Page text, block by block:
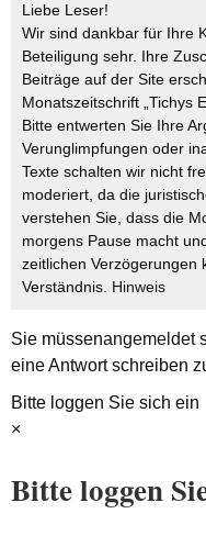
Liebe Leser!
Wir sind dankbar für Ihre
Beteiligung sehr. Ihre
Beiträge auf der Site
Monatszeitschrift „Tichys
Bitte entwerten Sie Ihre
Verunglimpfungen oder
Texte schalten wir nicht
moderiert, da die
verstehen Sie, dass die
morgens Pause macht
zeitlichen Verzögerungen
Verständnis. Hinweis
Sie müssenangemeldet
eine Antwort schreiben
Bitte loggen Sie sich ein
×
Bitte loggen